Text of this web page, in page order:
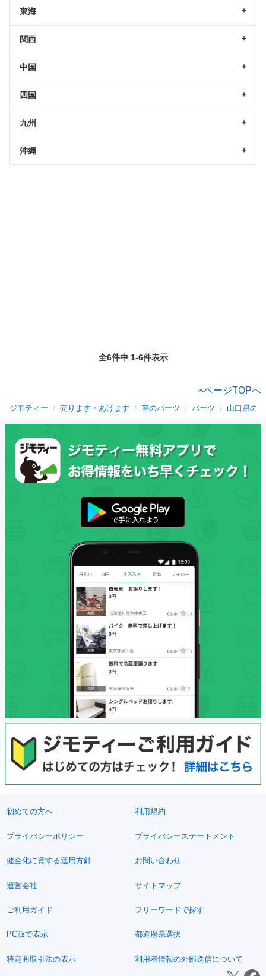
東海
関西
中国
四国
九州
沖縄
全6件中 1-6件表示
ページTOPへ
ジモティー 売ります・あげます 車のパーツ パーツ 山口県の
初めての方へ 利用規約
プライバシーポリシー プライバシーステートメント
健全化に資する運用方針 お問い合わせ
運営会社 サイトマップ
ご利用ガイド フリーワードで探す
PC版で表示 都道府県選択
特定商取引法の表示 利用者情報の外部送信について